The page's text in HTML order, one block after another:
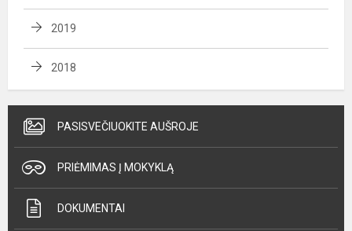
2019
2018
PASISVEČIUOKITE AUŠROJE
PRIĖMIMAS Į MOKYKLĄ
DOKUMENTAI